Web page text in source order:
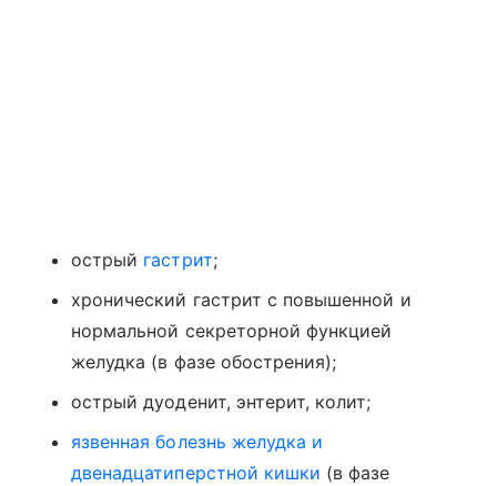
острый гастрит;
хронический гастрит с повышенной и
нормальной секреторной функцией
желудка (в фазе обострения);
острый дуоденит, энтерит, колит;
язвенная болезнь желудка и
двенадцатиперстной кишки (в фазе